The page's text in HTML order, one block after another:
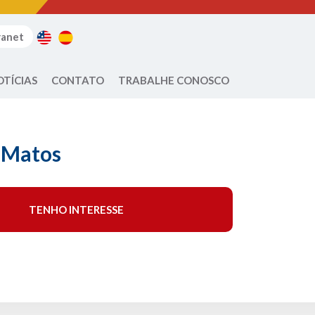
CONTATO TRABALHE CONOSCO
TENHO INTERESSE